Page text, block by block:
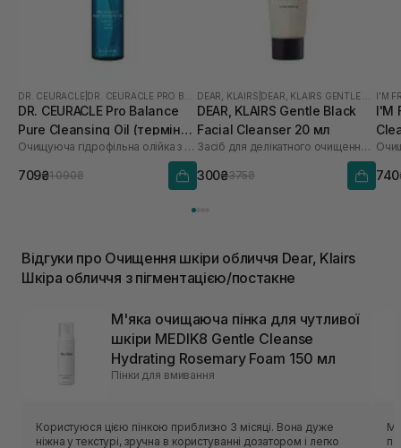
DR. CEURACLE
DR. CEURACLE Pro Balance
Pure Cleansing Oil (термін
до 01.27р.) 155 мл
Очищуюча гідрофільна олійка з пробіотиками
709₴1 090₴
DEAR, KLAIRS
DEAR, KLAIRS Gentle Black
Facial Cleanser 20 мл
Засіб для делікатного очищення обличчя
300₴375₴
I'M
I'M
Відгуки про Очищення шкіри обличчя Dear, Klairs
Шкіра обличчя з пігментацією/постакне
М'яка очищаюча пінка для чутливої ​​
шкіри MEDIK8 Gentle Cleanse
Hydrating Rosemary Foam 150 мл
Пінки для вмивання
Користуюся цією пінкою приблизно 3 місяці. Вона дуже
ніжна у текстурі, зручна в користуванні дозатором і легко